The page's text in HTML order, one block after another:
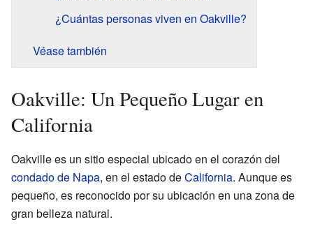
¿Cuántas personas viven en Oakville?
Véase también
Oakville: Un Pequeño Lugar en
California
Oakville es un sitio especial ubicado en el corazón del
condado de Napa, en el estado deCalifornia. Aunque es
pequeño, es reconocido por su ubicación en una zona de
gran belleza natural.